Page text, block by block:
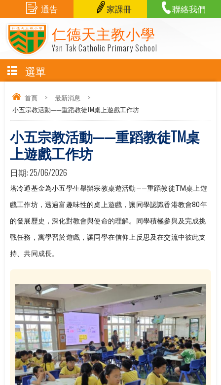
仁德天主教小學
Yan Tak Catholic Primary School
通告 家課冊 聯絡我們
選單
首頁 > 最新消息
>
小五宗教活動——重蹈教徒TM桌上遊戲工作坊
小五宗教活動——重蹈教徒TM桌
上遊戲工作坊
日期:25/06/2026
塔冷通基金為小五學生舉辦宗教桌遊活動——重蹈教徒TM桌上遊
戲工作坊，透過富趣味性的桌上遊戲，讓同學認識香港教會80年
的發展歷史，深化對教會與使命的理解。同學積極參與及完成挑
戰任務，寓學習於遊戲，讓同學在信仰上反思及在交流中彼此支
持、共同成長。